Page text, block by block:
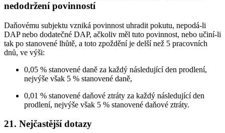
nedodržení povinností
Daňovému subjektu vzniká povinnost uhradit pokutu, nepodá-li
DAP nebo dodatečné DAP, ačkoliv měl tuto povinnost, nebo učiní-li
tak po stanovené lhůtě, a toto zpoždění je delší než 5 pracovních
dnů, ve výši:
0,05 % stanovené daně za každý následující den prodlení,
nejvýše však 5 % stanovené daně,
0,01 % stanovené daňové ztráty za každý následující den
prodlení, nejvýše však 5 % stanovené daňové ztráty.
21. Nejčastější dotazy